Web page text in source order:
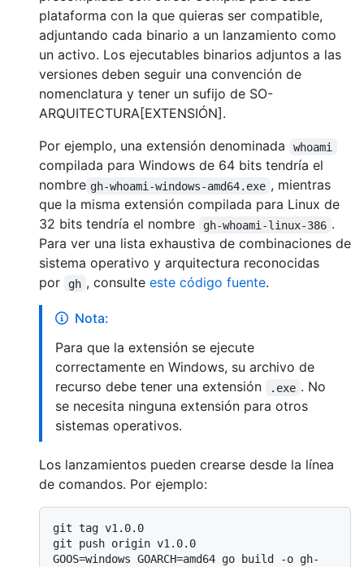
plataforma con la que quieras ser compatible,
adjuntando cada binario a un lanzamiento como
un activo. Los ejecutables binarios adjuntos a las
versiones deben seguir una convención de
nomenclatura y tener un sufijo de SO-
ARQUITECTURA[EXTENSIÓN].
Por ejemplo, una extensión denominada
whoami
compilada para Windows de 64 bits tendría el
nombre gh-whoami-windows-amd64.exe , mientras
que la misma extensión compilada para Linux de
32 bits tendría el nombre
gh-whoami-linux-386 .
Para ver una lista exhaustiva de combinaciones de
sistema operativo y arquitectura reconocidas
por
gh , consulte este código fuente.
Nota:
Para que la extensión se ejecute
correctamente en Windows, su archivo de
recurso debe tener una extensión
.exe . No
se necesita ninguna extensión para otros
sistemas operativos.
Los lanzamientos pueden crearse desde la línea
de comandos. Por ejemplo:
git tag v1.0.0
git push origin v1.0.0
GOOS=windows GOARCH=amd64 go build -o gh-